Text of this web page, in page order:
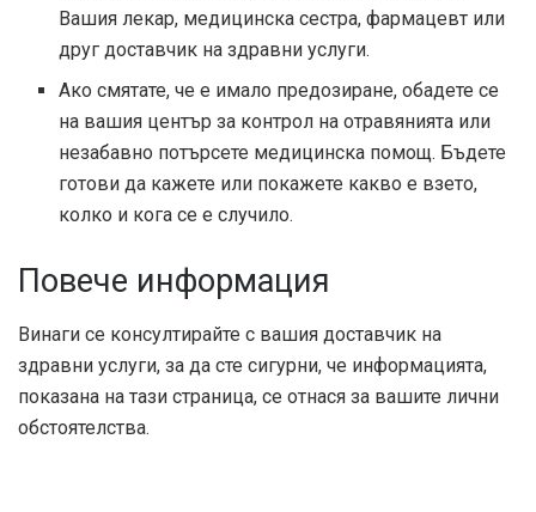
Вашия лекар, медицинска сестра, фармацевт или
друг доставчик на здравни услуги.
Ако смятате, че е имало предозиране, обадете се
на вашия център за контрол на отравянията или
незабавно потърсете медицинска помощ. Бъдете
готови да кажете или покажете какво е взето,
колко и кога се е случило.
Повече информация
Винаги се консултирайте с вашия доставчик на
здравни услуги, за да сте сигурни, че информацията,
показана на тази страница, се отнася за вашите лични
обстоятелства.